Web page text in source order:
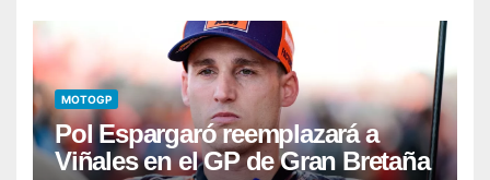
MOTOGP
Pol Espargaró reemplazará a
Viñales en el GP de Gran Bretaña